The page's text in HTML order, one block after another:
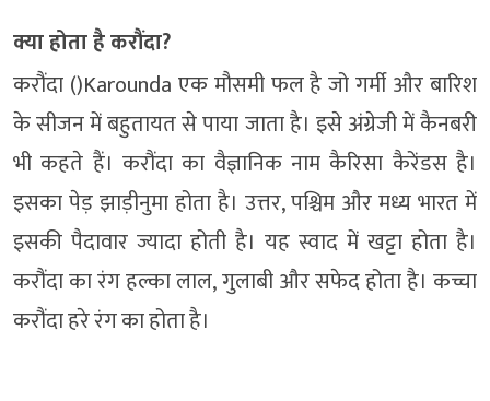
क्या होता है करौंदा?
करौंदा ()Karounda एक मौसमी फल है जो गर्मी और बारिश
के सीजन में बहुतायत से पाया जाता है। इसे अंग्रेजी में कैनबरी
भी कहते हैं। करौंदा का वैज्ञानिक नाम कैरिसा कैरेंडस है।
इसका पेड़ झाड़ीनुमा होता है। उत्तर, पश्चिम और मध्य भारत में
इसकी पैदावार ज्यादा होती है। यह स्वाद में खट्टा होता है।
करौंदा का रंग हल्का लाल, गुलाबी और सफेद होता है। कच्चा
करौंदा हरे रंग का होता है।